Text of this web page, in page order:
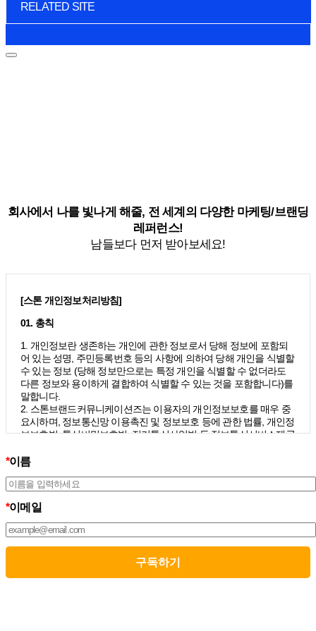
RELATED SITE
회사에서 나를 빛나게 해줄, 전 세계의 다양한 마케팅/브랜딩
레퍼런스!
남들보다 먼저 받아보세요!
[스톤 개인정보처리방침]
01. 총칙
1. 개인정보란 생존하는 개인에 관한 정보로서 당해 정보에 포함되
어 있는 성명, 주민등록번호 등의 사항에 의하여 당해 개인을 식별할
수 있는 정보 (당해 정보만으로는 특정 개인을 식별할 수 없더라도
다른 정보와 용이하게 결합하여 식별할 수 있는 것을 포함합니다)를
말합니다.
2. 스톤브랜드커뮤니케이션즈는 이용자의 개인정보보호를 매우 중
요시하며, 정보통신망 이용촉진 및 정보보호 등에 관한 법률, 개인정
보보호법, 통신비밀보호법, 전기통신사업법 등 정보통신서비스제공
개인정보처리방침을 통하여 이용자가 제공하는 개인정보가 어떠한
치가 취해지고 있는지 알려드립니다.
선을 위하여 개정하는데 필요한 절차를 정하고 있으며, 개인정보처
리방침을 회사의 필요와 사회적 변화에 맞게 변경할 수 있습니다. 그
리고 개인정보처리방침을 개정하는 경우 버전번호 등을 부여하여
개정된 사항을 이용자께서 쉽게 알아볼 수 있도록 하고 있습니다.
02. 수집하는 개인정보의 항목 및 수집방법
*이름
*이메일